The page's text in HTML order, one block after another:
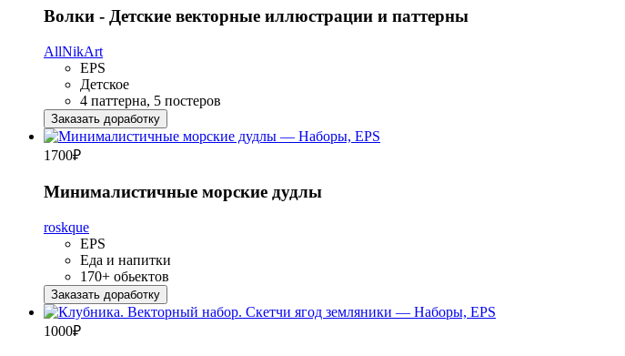
Волки - Детские векторные иллюстрации и паттерны
AllNikArt
EPS
Детское
4 паттерна, 5 постеров
Заказать доработку
1700₽
Минималистичные морские дудлы
roskque
EPS
Еда и напитки
170+ обьектов
Заказать доработку
1000₽